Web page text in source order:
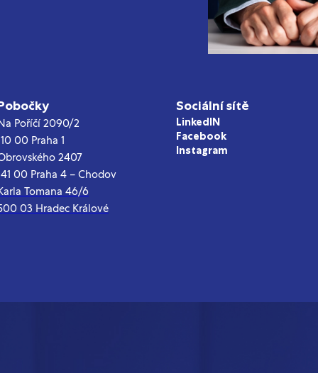
Poříčí 2090/2
00 Praha 1
2407
00 Praha 4 – Chodov
Tomana 46/6
03 Hradec Králové
Sociální sítě
LinkedIN
Facebook
Instagram